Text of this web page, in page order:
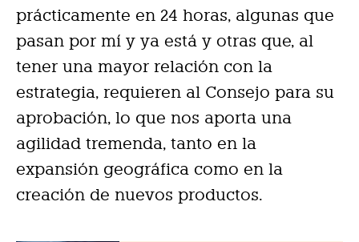
prácticamente en 24 horas, algunas que
pasan por mí y ya está y otras que, al
tener una mayor relación con la
estrategia, requieren al Consejo para su
aprobación, lo que nos aporta una
agilidad tremenda, tanto en la
expansión geográfica como en la
creación de nuevos productos.